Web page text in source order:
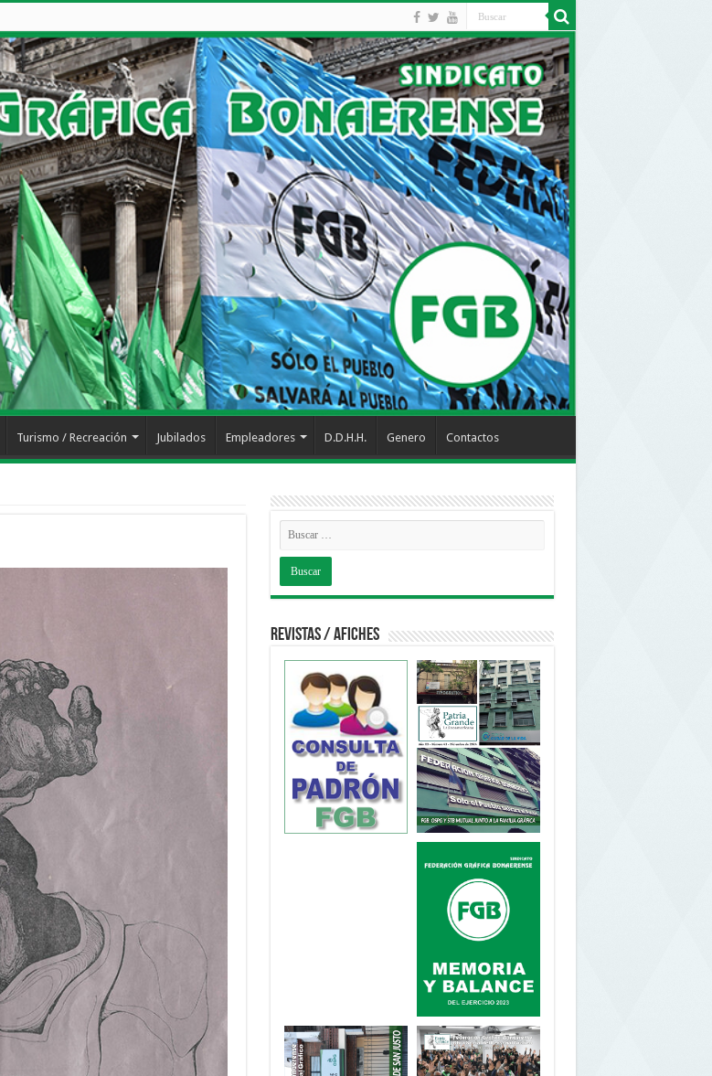
Turismo / Recreación Jubilados Empleadores D.D.H.H. Genero Contactos
Revistas / Afiches